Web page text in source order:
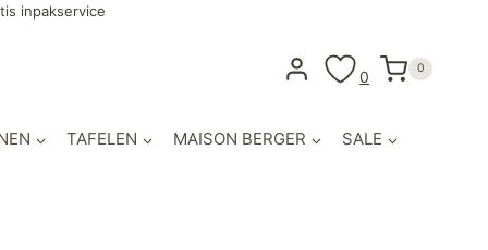
inpakservice
0 0
TAFELEN MAISON BERGER SALE